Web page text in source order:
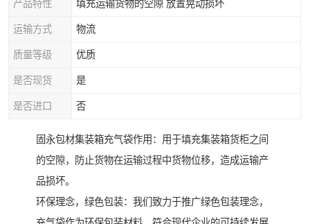
产品特性 填充运输货物的空隙 放置晃动损坏
运输方式 物流
质量等级 优质
是否现货 是
是否进口 否
固永包材集装箱充气袋作用：用于填充集装箱货柜之间
的空隙，防止货物在运输过程中货物位移，造成运输产
品损坏。
环保理念，绿色包装：我们致力于推广绿色包装理念，